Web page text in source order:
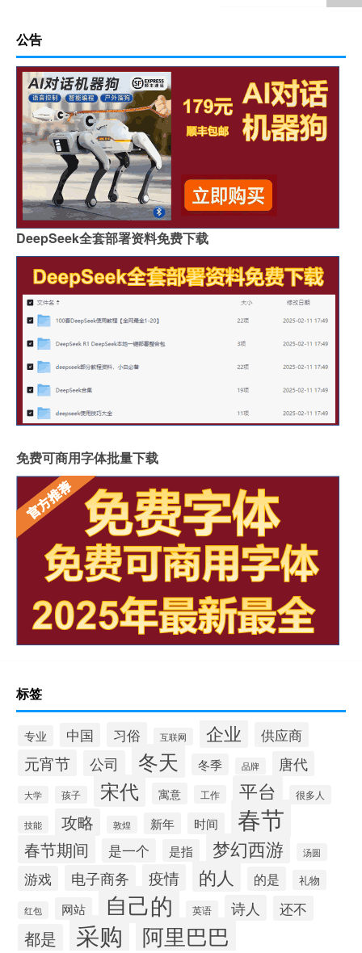
公告
DeepSeek全套部署资料免费下载
免费可商用字体批量下载
标签
专业 中国 习俗 互联网 企业 供应商
元宵节 公司 冬天 冬季 品牌 唐代
大学 孩子 宋代 寓意 工作 平台 很多人
技能 攻略 敦煌 新年 时间 春节
春节期间 是一个 是指 梦幻西游 汤圆
游戏 电子商务 疫情 的人 的是 礼物
红包 网站 自己的 英语 诗人 还不
都是 采购 阿里巴巴